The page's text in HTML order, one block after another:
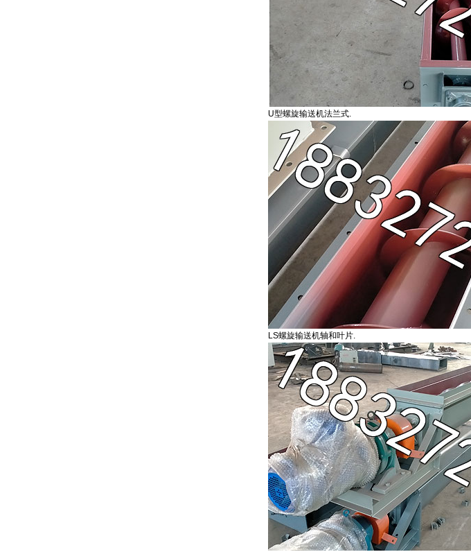
U型螺旋输送机法兰式.
LS螺旋输送机轴和叶片.